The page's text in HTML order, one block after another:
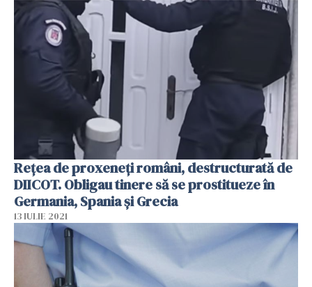
Reţea de proxeneţi români, destructurată de
DIICOT. Obligau tinere să se prostitueze în
Germania, Spania şi Grecia
13 IULIE 2021